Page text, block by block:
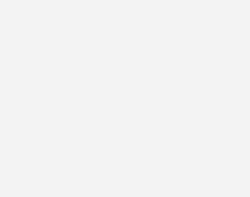
vermieden werden sollte.